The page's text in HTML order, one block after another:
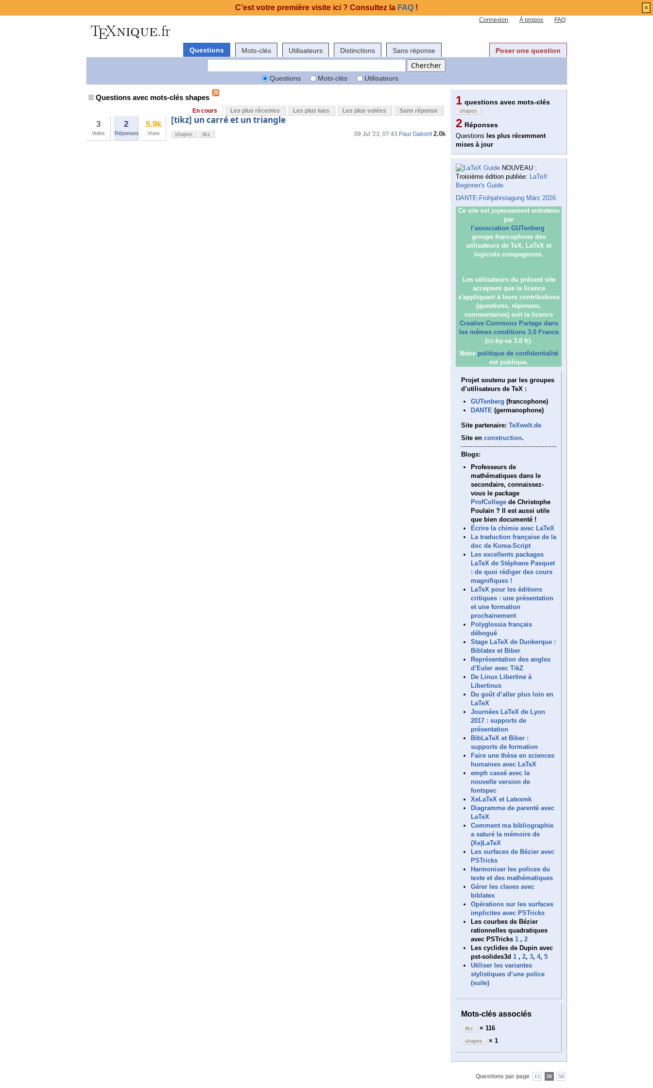
Connexion À propos FAQ
Questions Mots-clés Utilisateurs Distinctions Sans réponse Poser une question
Questions Mots-clés Utilisateurs
Questions avec mots-clés shapes
En cours Les plus récentes Les plus lues Les plus votées Sans réponse
3
Votes
2
Réponses
5.9k
Vues
[tikz] un carré et un triangle
09 Jul '23, 07:43 Paul Gaborit 2.0k
shapes tikz
1 questions avec mots-clés
shapes
2 Réponses
Questions les plus récemment
mises à jour
NOUVEAU :
Troisième édition publiée: LaTeX
Beginner's Guide
DANTE-Frühjahrstagung März 2026
Ce site est joyeusement entretenu
par
l’association GUTenberg,
groupe francophone des
utilisateurs de TeX, LaTeX et
logiciels compagnons.
Les utilisateurs du présent site
acceptent que la licence
s'appliquant à leurs contributions
(questions, réponses,
commentaires) soit la licence
Creative Commons Partage dans
les mêmes conditions 3.0 France
(cc-by-sa 3.0 fr).
Notre politique de confidentialité
est publique.
Projet soutenu par les groupes
d’utilisateurs de TeX :
GUTenberg (francophone)
DANTE (germanophone)
Site partenaire: TeXwelt.de
Site en construction.
Blogs:
Professeurs de
mathématiques dans le
secondaire, connaissez-
vous le package
ProfCollege de Christophe
Poulain ? Il est aussi utile
que bien documenté !
Écrire la chimie avec LaTeX
La traduction française de la
doc de Koma-Script
Les excellents packages
LaTeX de Stéphane Pasquet
: de quoi rédiger des cours
magnifiques !
LaTeX pour les éditions
critiques : une présentation
et une formation
prochainement
Polyglossia français
débogué
Stage LaTeX de Dunkerque :
Biblatex et Biber
Représentation des angles
d’Euler avec TikZ
De Linux Libertine à
Libertinus
Du goût d’aller plus loin en
LaTeX
Journées LaTeX de Lyon
2017 : supports de
présentation
BibLaTeX et Biber :
supports de formation
Faire une thèse en sciences
humaines avec LaTeX
emph cassé avec la
nouvelle version de
fontspec
XeLaTeX et Latexmk
Diagramme de parenté avec
LaTeX
Comment ma bibliographie
a saturé la mémoire de
(Xe)LaTeX
Les surfaces de Bézier avec
PSTricks
Harmoniser les polices du
texte et des mathématiques
Gérer les claves avec
biblatex
Opérations sur les surfaces
implicites avec PSTricks
Les courbes de Bézier
rationnelles quadratiques
avec PSTricks 1 , 2
Les cyclides de Dupin avec
pst-solides3d 1 , 2, 3, 4, 5
Utiliser les variantes
stylistiques d’une police
(suite)
Mots-clés associés
tikz × 116
shapes × 1
Questions par page 15 30 50
C'est votre première visite ici ? Consultez la FAQ ! ×